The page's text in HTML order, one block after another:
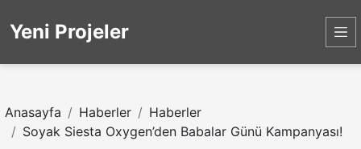
Yeni Projeler
Anasayfa Haberler
Haberler
Soyak Siesta Oxygen’den Babalar Günü Kampanyası!